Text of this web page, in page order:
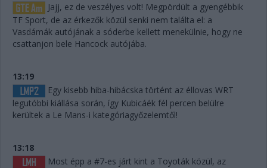
Jajj, ez de veszélyes volt! Megpördült a gyengébbik
TF Sport, de az érkezők közül senki nem találta el: a
Vasdámák autójának a sóderbe kellett menekülnie, hogy ne
csattanjon bele Hancock autójába.
13:19
Egy kisebb hiba-hibácska történt az éllovas WRT
legutóbbi kiállása során, így Kubicáék fél percen belülre
kerültek a Le Mans-i kategóriagyőzelemtől!
13:18
Most épp a #7-es járt kint a Toyoták közül, az